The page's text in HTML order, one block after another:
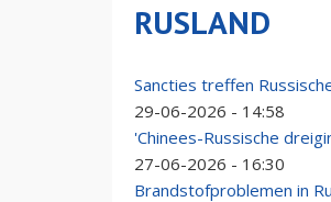
RUSLAND
Sancties treffen
29-06-2026 - 14:58
'Chinees-Russische
27-06-2026 - 16:30
Brandstofproblemen in